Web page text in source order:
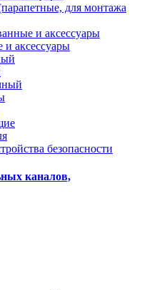
для монтажа
и аксессуары
аксессуары
безопасности
каналов,